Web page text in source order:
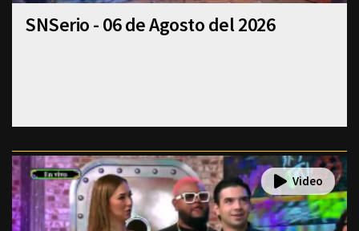
SNSerio - 06 de Agosto del 2026